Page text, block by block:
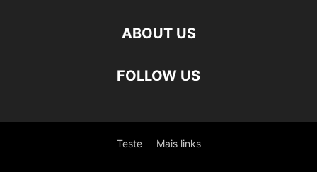
ABOUT US
FOLLOW US
Teste Mais links